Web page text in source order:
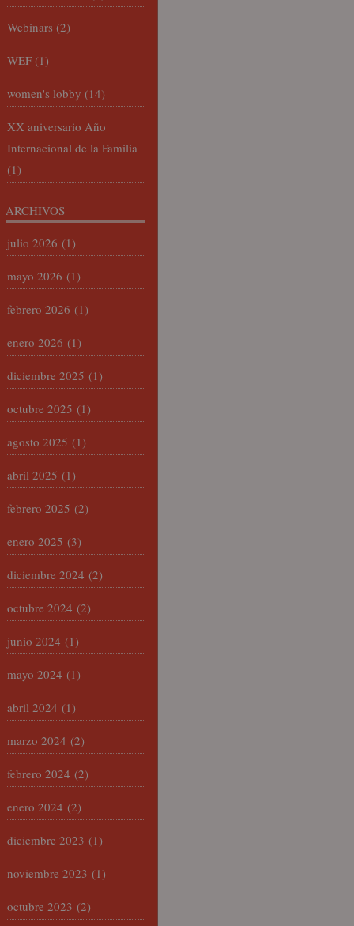
Webinars (2)
WEF (1)
women's lobby (14)
XX aniversario Año
Internacional de la Familia
(1)
ARCHIVOS
julio 2026 (1)
mayo 2026 (1)
febrero 2026 (1)
enero 2026 (1)
diciembre 2025 (1)
octubre 2025 (1)
agosto 2025 (1)
abril 2025 (1)
febrero 2025 (2)
enero 2025 (3)
diciembre 2024 (2)
octubre 2024 (2)
junio 2024 (1)
mayo 2024 (1)
abril 2024 (1)
marzo 2024 (2)
febrero 2024 (2)
enero 2024 (2)
diciembre 2023 (1)
noviembre 2023 (1)
octubre 2023 (2)